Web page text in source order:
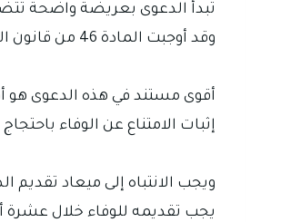
تبدأ الدعوى بعريضة واضحة
وقد أوجبت المادة 46 من قانون المرافعات المدنية رقم 83 لسنة 1969 أن تشتمل عريضة الدعوى على البيانات اللازمة لصحتها.
إثبات الامتناع عن الوفاء
يجب تقديمه للوفاء خلال عشرة